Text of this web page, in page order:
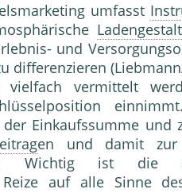
umfasst
und
differenzieren
vielfach vermittelt
Einkaufssumme und
en und damit zur
Wichtig ist die
auf alle Sinne